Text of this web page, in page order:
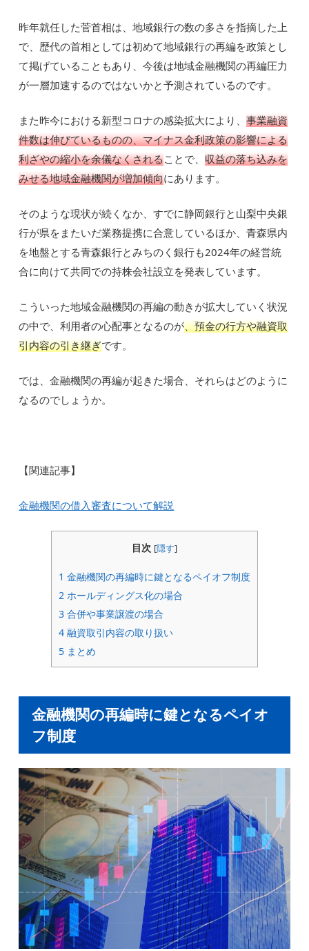
昨年就任した菅首相は、地域銀行の数の多さを指摘した上
で、歴代の首相としては初めて地域銀行の再編を政策とし
て掲げていることもあり、今後は地域金融機関の再編圧力
が一層加速するのではないかと予測されているのです。
また昨今における新型コロナの感染拡大により、事業融資
件数は伸びているものの、マイナス金利政策の影響による
利ざやの縮小を余儀なくされることで、収益の落ち込みを
みせる地域金融機関が増加傾向にあります。
そのような現状が続くなか、すでに静岡銀行と山梨中央銀
行が県をまたいだ業務提携に合意しているほか、青森県内
を地盤とする青森銀行とみちのく銀行も2024年の経営統
合に向けて共同での持株会社設立を発表しています。
こういった地域金融機関の再編の動きが拡大していく状況
の中で、利用者の心配事となるのが、預金の行方や融資取
引内容の引き継ぎです。
では、金融機関の再編が起きた場合、それらはどのように
なるのでしょうか。
【関連記事】
金融機関の借入審査について解説
目次 [隠す]
1 金融機関の再編時に鍵となるペイオフ制度
2 ホールディングス化の場合
3 合併や事業譲渡の場合
4 融資取引内容の取り扱い
5 まとめ
金融機関の再編時に鍵となるペイオ
フ制度